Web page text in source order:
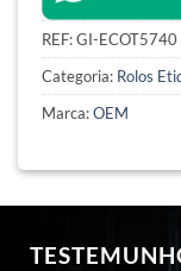
REF:GI-ECOT5740
Categoria: Rolos
Marca:OEM